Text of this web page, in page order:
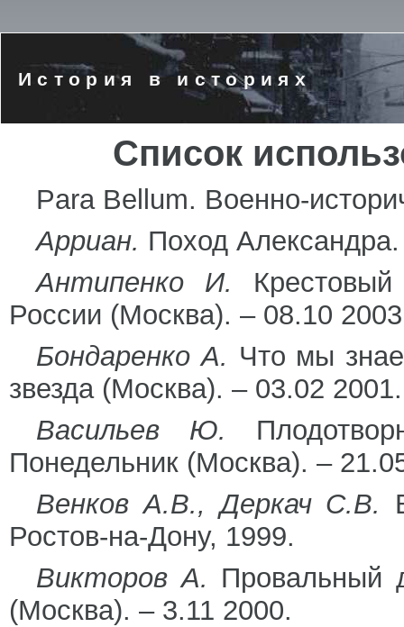
История в историях
Список
Para Bellum. Военно-
Арриан. Поход
Антипенко И.
России (Москва). – 08.10
Бондаренко А. Что мы
звезда (Москва). – 03.02 2001.
Васильев Ю.
Понедельник (Москва). –
Венков А.В., Деркач С.В.
Ростов-на-Дону, 1999.
Викторов А. Провальный
(Москва). – 3.11 2000.